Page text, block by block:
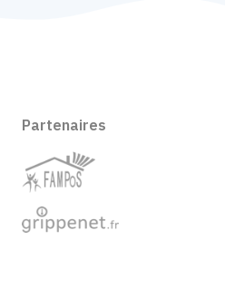
Partenaires